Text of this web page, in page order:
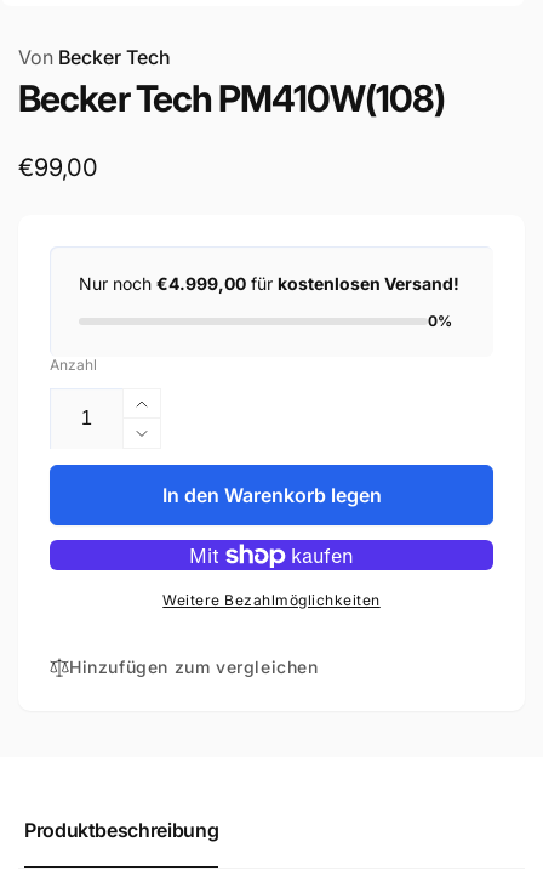
Von Becker Tech
Becker Tech PM410W(108)
Normaler
€99,00
Nur noch €4.999,00 für kostenlosen Versand!
0%
Anzahl
Erhöhe
die
Menge
für
Tech
PM410W(108)
Verringere
die
Menge
für
Becker
Tech
PM410W(108)
In den Warenkorb legen
Weitere Bezahlmöglichkeiten
Hinzufügen zum vergleichen
Produktbeschreibung